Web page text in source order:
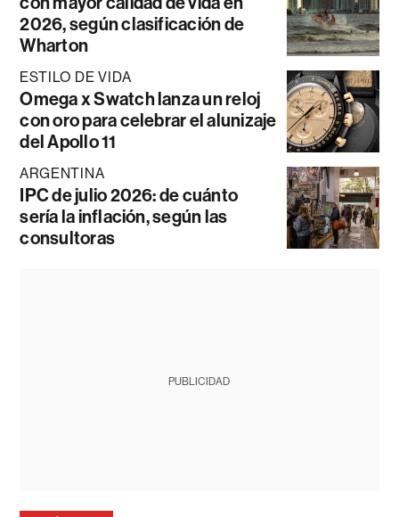
2026, según clasificación de
Wharton
ESTILO DE VIDA
Omega x Swatch lanza un reloj
con oro para celebrar el alunizaje
del Apollo 11
ARGENTINA
IPC de julio 2026: de cuánto
sería la inflación, según las
consultoras
PUBLICIDAD